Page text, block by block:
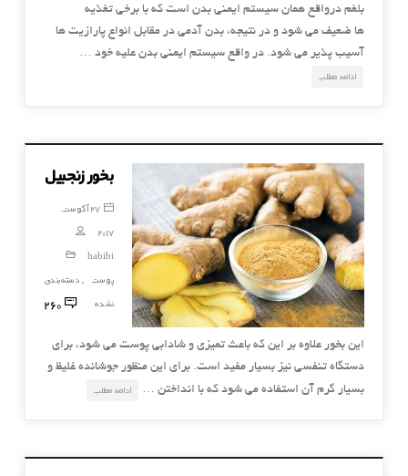
بلغم درواقع همان سیستم ایمنی بدن است که با برخی تغذیه
ها ضعیف می شود و در نتیجه، بدن آدمی در مقابل انواع پارازیت ها
آسیب پذیر می شود. در واقع سیستم ایمنی بدن علیه خود …
ادامه مطلب
بخور زنجبیل
27 آگوست,
2017
habibi
پوست
, دسته‌بندی
نشده
260
این بخور علاوه بر این که باعث تمیزی و شادابی پوست می شود، برای
دستگاه تنفسی نیز بسیار مفید است. برای این منظور جوشانده غلیظ و
بسیار گرم آن استفاده می شود که با انداختن …
ادامه مطلب